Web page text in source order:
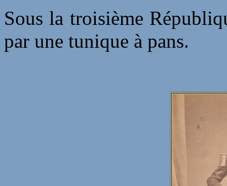
Sous la troisième
par une tunique à pans.